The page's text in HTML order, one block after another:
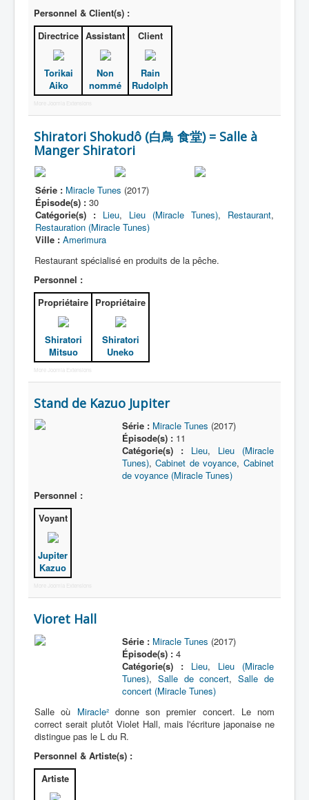
Personnel & Client(s) :
Directrice
Torikai
Aiko
Assistant
Non
nommé
Client
Rain
Rudolph
More Joomla Extensions
Shiratori Shokudô (白鳥 食堂) = Salle à
Manger Shiratori
Série : Miracle Tunes (2017)
Épisode(s) : 30
Catégorie(s) : Lieu, Lieu (Miracle Tunes), Restaurant,
Restauration (Miracle Tunes)
Ville : Amerimura
Restaurant spécialisé en produits de la pêche.
Personnel :
Propriétaire
Shiratori
Mitsuo
Propriétaire
Shiratori
Uneko
More Joomla Extensions
Stand de Kazuo Jupiter
Série : Miracle Tunes (2017)
Épisode(s) :11
Catégorie(s) :
Lieu, Lieu (Miracle
Tunes),Cabinet de voyance, Cabinet
de voyance (Miracle Tunes)
Personnel :
Voyant
Jupiter
Kazuo
More Joomla Extensions
Vioret Hall
Série : Miracle Tunes (2017)
Épisode(s) :4
Catégorie(s) :
Lieu, Lieu (Miracle
Tunes), Salle de concert,Salle de
concert (Miracle Tunes)
Salle où Miracle²donne son premier concert. Le nom
correct serait plutôt Violet Hall, mais l'écriture japonaise ne
distingue pas le L du R.
Personnel & Artiste(s) :
Artiste